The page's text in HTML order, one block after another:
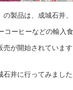
の製品は、成城石井、
コーヒーなどの輸入
が開始されています
石井に行ってみまし